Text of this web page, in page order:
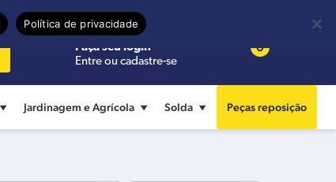
Precisa de ajuda?
Faça seu login
Entre ou cadastre-se
0
Jardinagem e Agrícola Solda Peças reposição
Política de privacidade